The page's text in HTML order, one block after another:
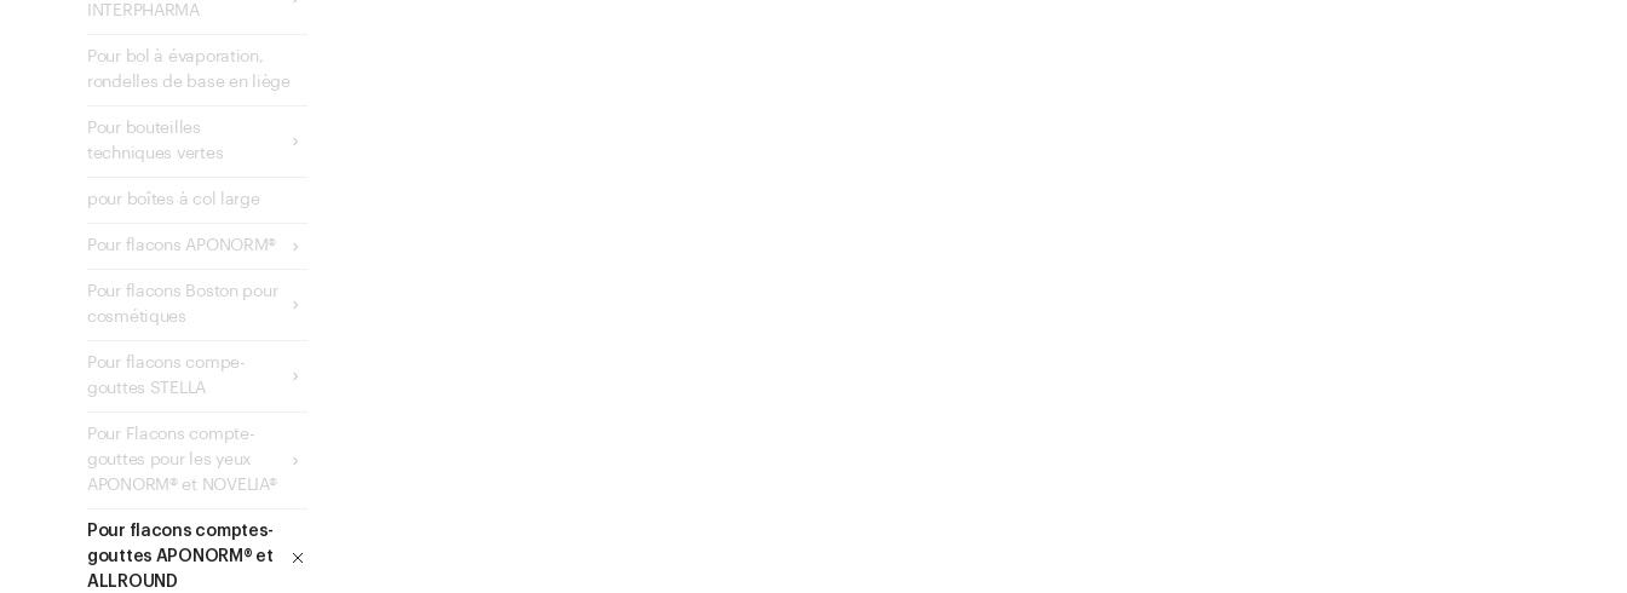
INTERPHARMA
Pour bol à évaporation,
rondelles de base en liège
Pour bouteilles
techniques vertes
pour boîtes à col large
Pour flacons APONORM®
Pour flacons Boston pour
cosmétiques
Pour flacons compe-
gouttes STELLA
Pour Flacons compte-
gouttes pour les yeux
APONORM® et NOVELIA®
Pour flacons comptes-
gouttes APONORM® et
ALLROUND